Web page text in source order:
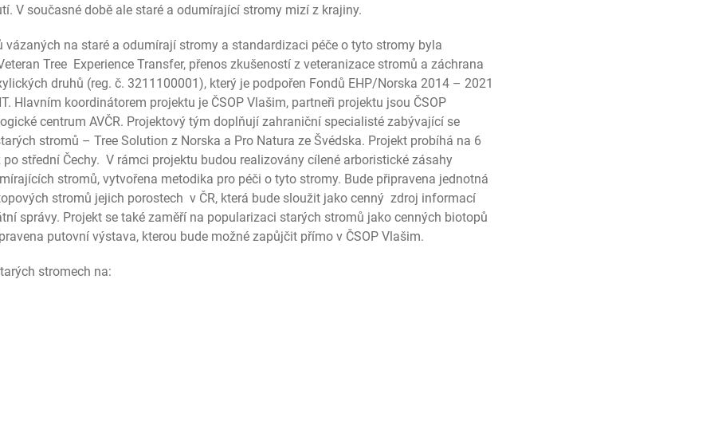
V současné době ale staré a odumírající stromy mizí z krajiny.
vázaných na staré a odumírají stromy a standardizaci péče o tyto stromy byla
Tree Experience Transfer, přenos zkušeností z veteranizace stromů a záchrana
druhů (reg. č. 3211100001), který je podpořen Fondů EHP/Norska 2014 – 2021
Hlavním koordinátorem projektu je ČSOP Vlašim, partneři projektu jsou ČSOP
centrum AVČR. Projektový tým doplňují zahraniční specialisté zabývající se
stromů – Tree Solution z Norska a Pro Natura ze Švédska. Projekt probíhá na 6
střední Čechy. V rámci projektu budou realizovány cílené arboristické zásahy
stromů, vytvořena metodika pro péči o tyto stromy. Bude připravena jednotná
stromů jejich porostech v ČR, která bude sloužit jako cenný zdroj informací
správy. Projekt se také zaměří na popularizaci starých stromů jako cenných biotopů
putovní výstava, kterou bude možné zapůjčit přímo v ČSOP Vlašim.
stromech na: